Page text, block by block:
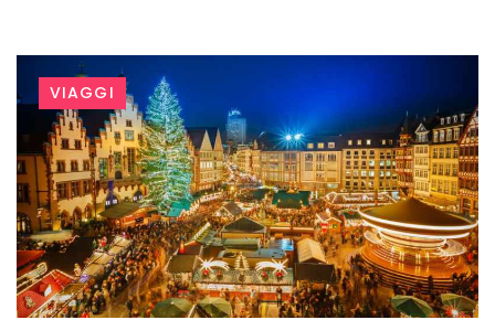
Tag:
Mercatini
VIAGGI